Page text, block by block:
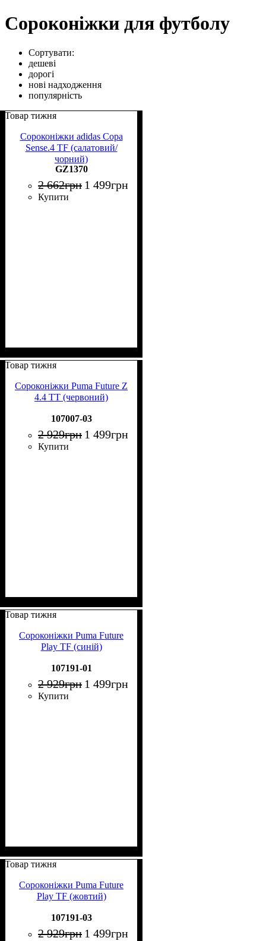
Сороконіжки для футболу
Сортувати:
дешеві
дорогі
нові надходження
популярність
Товар тижня
Сороконіжки adidas Copa
Sense.4 TF (салатовий/
чорний)
GZ1370
2 662грн 1 499грн
Купити
Товар тижня
Сороконіжки Puma Future Z
4.4 TT (червоний)
107007-03
2 929грн 1 499грн
Купити
Товар тижня
Сороконіжки Puma Future
Play TF (синій)
107191-01
2 929грн 1 499грн
Купити
Товар тижня
Сороконіжки Puma Future
Play TF (жовтий)
107191-03
2 929грн 1 499грн